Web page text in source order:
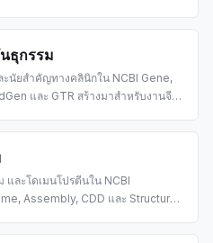
ธุกรรม
นัยสำคัญทางคลินิกใน NCBI Gene,
และ GTR สร้างมาสำหรับงานจี
ละโดเมนโปรตีนใน NCBI
Assembly, CDD และ Structure